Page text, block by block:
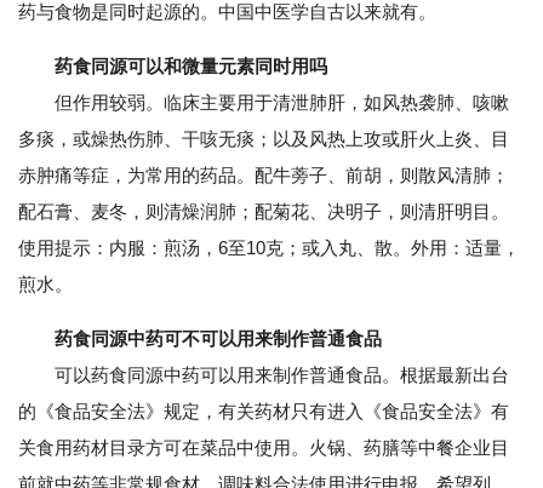
药与食物是同时起源的。中国中医学自古以来就有。
药食同源可以和微量元素同时用吗
但作用较弱。临床主要用于清泄肺肝，如风热袭肺、咳嗽
多痰，或燥热伤肺、干咳无痰；以及风热上攻或肝火上炎、目
赤肿痛等症，为常用的药品。配牛蒡子、前胡，则散风清肺；
配石膏、麦冬，则清燥润肺；配菊花、决明子，则清肝明目。
使用提示：内服：煎汤，6至10克；或入丸、散。外用：适量，
煎水。
药食同源中药可不可以用来制作普通食品
可以药食同源中药可以用来制作普通食品。根据最新出台
的《食品安全法》规定，有关药材只有进入《食品安全法》有
关食用药材目录方可在菜品中使用。火锅、药膳等中餐企业目
前就中药等非常规食材、调味料合法使用进行申报，希望列